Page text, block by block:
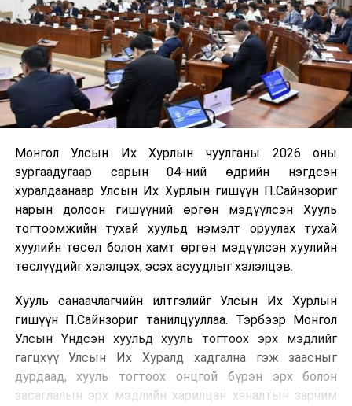
Монгол Улсын Их Хурлын чуулганы 2026 оны
зургаадугаар сарын 04-ний өдрийн нэгдсэн
хуралдаанаар Улсын Их Хурлын гишүүн П.Сайнзориг
нарын долоон гишүүний өргөн мэдүүлсэн Хууль
тогтоомжийн тухай хуульд нэмэлт оруулах тухай
хуулийн төсөл болон хамт өргөн мэдүүлсэн хуулийн
төслүүдийг хэлэлцэх, эсэх асуудлыг хэлэлцэв.
Хууль санаачлагчийн илтгэлийг Улсын Их Хурлын
гишүүн П.Сайнзориг танилцууллаа. Тэрбээр Монгол
Улсын Үндсэн хуульд хууль тогтоох эрх мэдлийг
гагцхүү Улсын Их Хуралд хадгална гэж заасныг
дурдаад, хууль тогтоох онцгой бүрэн эрх болон
засаглалын эрх мэдлийн харилцан хяналтын зарчим